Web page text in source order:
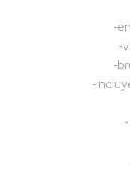
-
-
-
-
Juguetes y
Gastronomía